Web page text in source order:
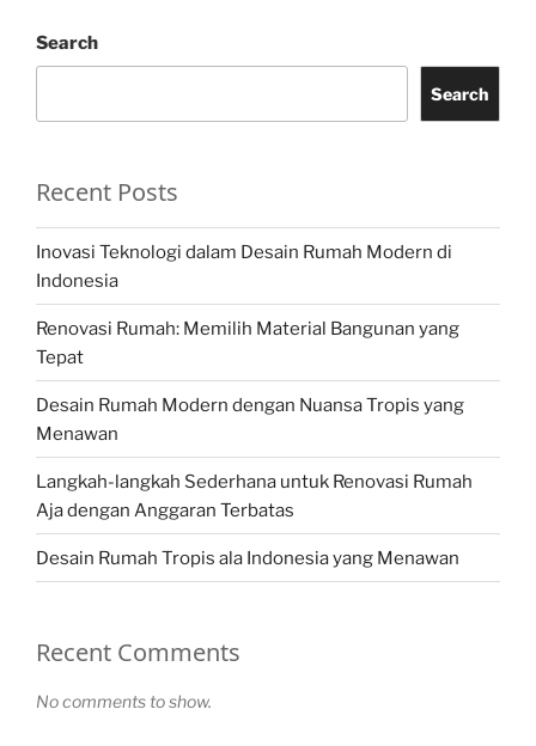
Search
Search
Recent Posts
Inovasi Teknologi dalam Desain Rumah Modern di
Indonesia
Renovasi Rumah: Memilih Material Bangunan yang
Tepat
Desain Rumah Modern dengan Nuansa Tropis yang
Menawan
Langkah-langkah Sederhana untuk Renovasi Rumah
Aja dengan Anggaran Terbatas
Desain Rumah Tropis ala Indonesia yang Menawan
Recent Comments
No comments to show.